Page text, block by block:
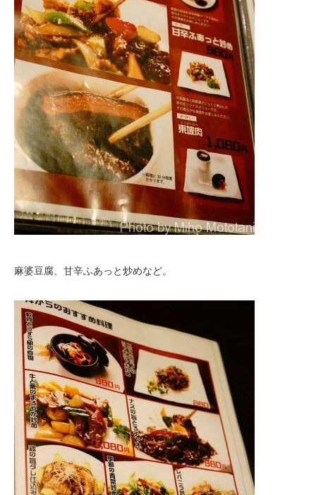
麻婆豆腐、甘辛ふあっと炒めなど。